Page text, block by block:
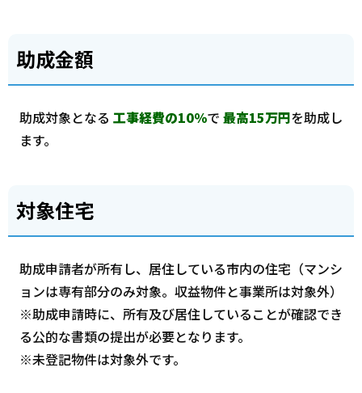
助成金額
助成対象となる 工事経費の10％で 最高15万円を助成し
ます。
対象住宅
助成申請者が所有し、居住している市内の住宅（マンシ
ョンは専有部分のみ対象。収益物件と事業所は対象外）
※助成申請時に、所有及び居住していることが確認でき
る公的な書類の提出が必要となります。
※未登記物件は対象外です。